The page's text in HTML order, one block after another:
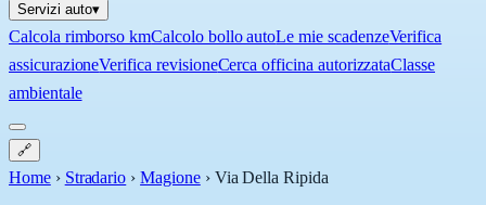
Servizi auto▾
Calcola rimborso kmCalcolo bollo autoLe mie scadenzeVerifica
assicurazioneVerifica revisioneCerca officina autorizzataClasse
ambientale
🔗
Home › Stradario › Magione › Via Della Ripida